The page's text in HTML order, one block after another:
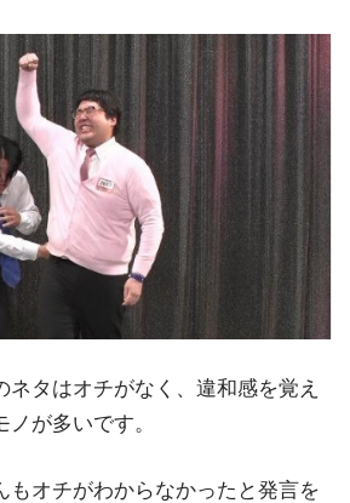
ネタはオチがなく、違和感を覚え
が多いです。
もオチがわからなかったと発言を